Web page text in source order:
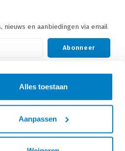
Alles toestaan
Aanpassen
nieuws en aanbiedingen via email
Abonneer